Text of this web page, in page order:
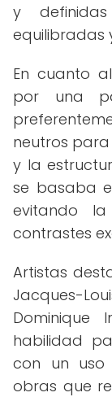
y
equilibradas
En cuanto
por una
neutros
y la
se basaba
evitando
contrastes
Artistas
Jacques-
Dominique
habilidad
con un uso
obras que